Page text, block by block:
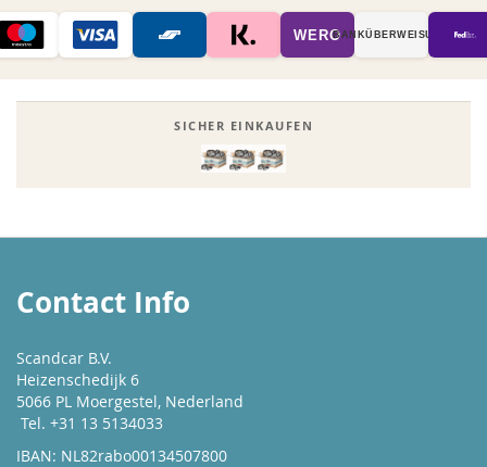
WEROBANK­ÜBER­WEISUNG
SICHER EINKAUFEN
Contact Info
Scandcar B.V.
Heizenschedijk 6
5066 PL Moergestel, Nederland
Tel. +31 13 5134033
IBAN: NL82rabo00134507800